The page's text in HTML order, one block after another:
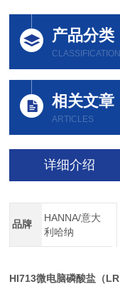
产品分类
CLASSIFICATION
相关文章
ARTICLES
详细介绍
品牌
HANNA/意大
利哈纳
HI713微电脑磷酸盐（LR